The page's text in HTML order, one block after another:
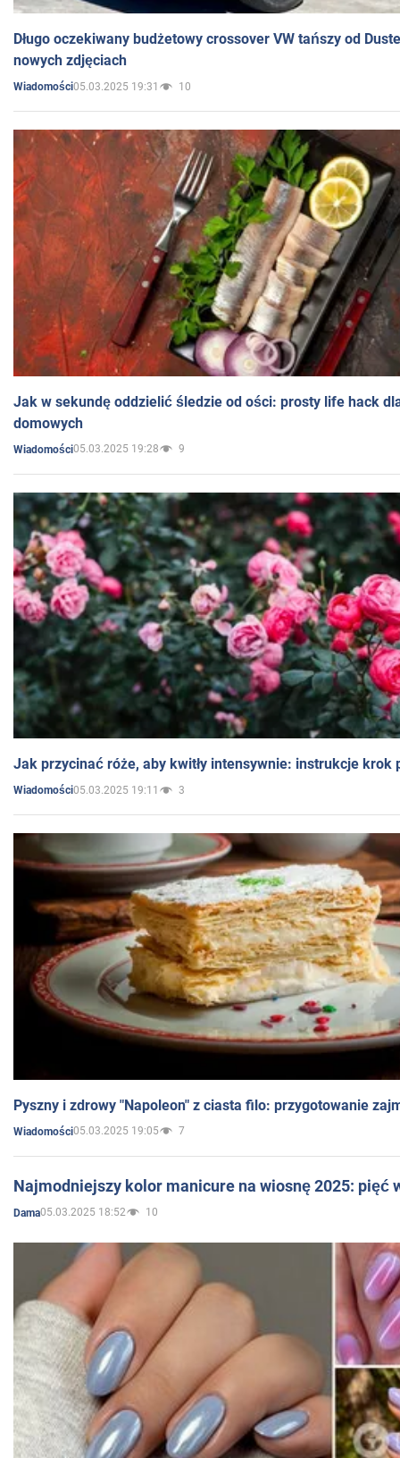
Długo oczekiwany budżetowy crossover VW tańszy od
nowych zdjęciach
Wiadomości05.03.2025 19:31 10
Jak w sekundę oddzielić śledzie od ości: prosty life hack
domowych
Wiadomości05.03.2025 19:28 9
Jak przycinać róże, aby kwitły intensywnie: instrukcje krok
Wiadomości05.03.2025 19:11 3
Pyszny i zdrowy "Napoleon" z ciasta filo: przygotowanie
Wiadomości05.03.2025 19:05 7
Najmodniejszy kolor manicure na wiosnę 2025: pięć
Dama05.03.2025 18:52 10